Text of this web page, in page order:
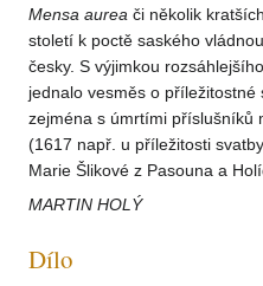
Mensa aurea či několik
století k poctě saského
česky. S výjimkou
jednalo vesměs o příležitostné
zejména s úmrtími příslušníků
(1617 např. u příležitosti
Marie Šlikové z Pasouna a
MARTIN HOLÝ
Dílo